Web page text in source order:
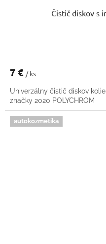
Čistič diskov s
7 € / ks
Univerzálny čistič diskov
značky 2020 POLYCHROM
autokozmetika